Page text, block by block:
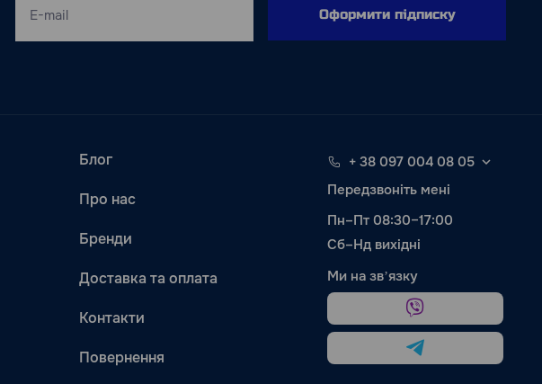
Оформити підписку
Блог
Про нас
Бренди
Доставка та оплата
Контакти
Повернення
+ 38 097 004 08 05
Передзвоніть мені
Пн–Пт 08:30–17:00
Сб–Нд вихідні
Ми на звʼязку